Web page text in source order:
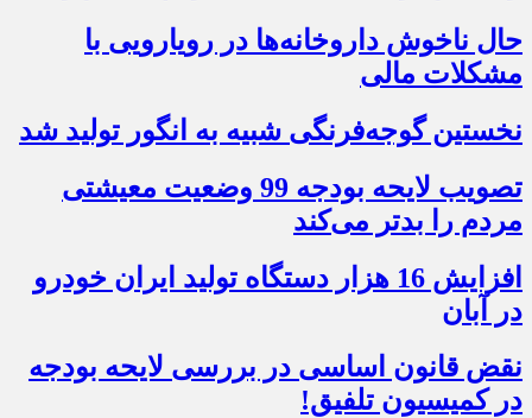
حال ناخوش داروخانه‌ها در رویارویی با
مشکلات مالی
نخستین گوجه‌فرنگی شبیه به انگور تولید شد
تصویب لایحه بودجه 99 وضعیت معیشتی
مردم را بدتر می‌کند
افزایش 16 هزار دستگاه تولید ایران خودرو
در آبان
نقض قانون اساسی در بررسی لایحه بودجه
در کمیسیون تلفیق!